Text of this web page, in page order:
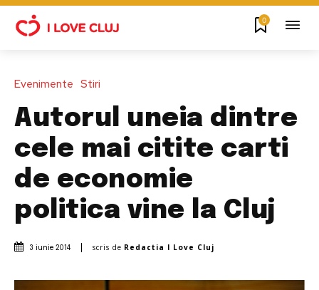
0
Evenimente Stiri
Autorul uneia dintre
cele mai citite carti
de economie
politica vine la Cluj
3 iunie 2014 scris de Redactia I Love Cluj